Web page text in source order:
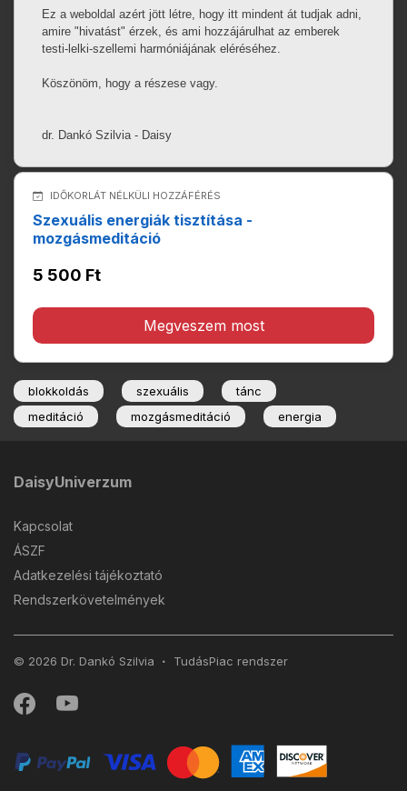
Ez a weboldal azért jött létre, hogy itt mindent át tudjak adni,
amire "hivatást" érzek, és ami hozzájárulhat az emberek
testi-lelki-szellemi harmóniájának eléréséhez.
Köszönöm, hogy a részese vagy.
dr. Dankó Szilvia - Daisy
IDŐKORLÁT NÉLKÜLI HOZZÁFÉRÉS
Szexuális energiák tisztítása -
mozgásmeditáció
5 500 Ft
Megveszem most
blokkoldás szexuális
tánc
meditáció
mozgásmeditáció energia
DaisyUniverzum
Kapcsolat
ÁSZF
Adatkezelési tájékoztató
Rendszerkövetelmények
© 2026 Dr. Dankó Szilvia TudásPiac rendszer